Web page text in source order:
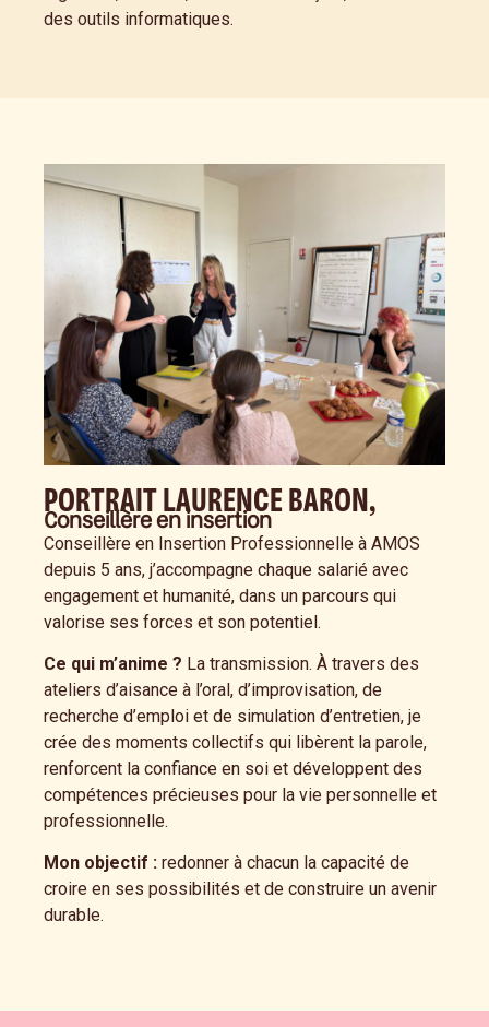
des outils informatiques.
PORTRAIT LAURENCE BARON,
Conseillère en insertion
Conseillère en Insertion Professionnelle à AMOS
depuis 5 ans, j’accompagne chaque salarié avec
engagement et humanité, dans un parcours qui
valorise ses forces et son potentiel.
Ce qui m’anime ? La transmission. À travers des
ateliers d’aisance à l’oral, d’improvisation, de
recherche d’emploi et de simulation d’entretien, je
crée des moments collectifs qui libèrent la parole,
renforcent la confiance en soi et développent des
compétences précieuses pour la vie personnelle et
professionnelle.
Mon objectif : redonner à chacun la capacité de
croire en ses possibilités et de construire un avenir
durable.